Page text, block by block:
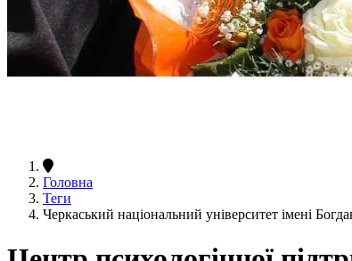
Головна
Теги
Черкаський національний університет імені